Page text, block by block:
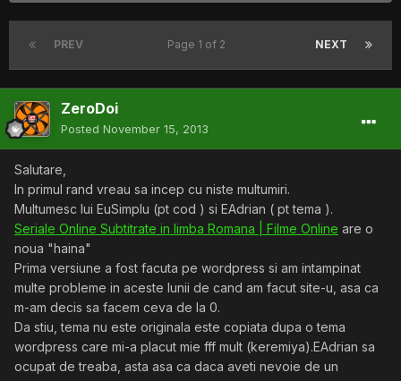
PREV NEXT
Page 1 of 2
ZeroDoi
Posted November 15, 2013
Salutare,
In primul rand vreau sa incep cu niste multumiri.
Multumesc lui EuSimplu (pt cod ) si EAdrian ( pt tema ).
Seriale Online Subtitrate in limba Romana | Filme Online are o
noua "haina"
Prima versiune a fost facuta pe wordpress si am intampinat
multe probleme in aceste lunii de cand am facut site-u, asa ca
m-am decis sa facem ceva de la 0.
Da stiu, tema nu este originala este copiata dupa o tema
wordpress care mi-a placut mie fff mult (keremiya).EAdrian sa
ocupat de treaba, asta asa ca daca aveti nevoie de un